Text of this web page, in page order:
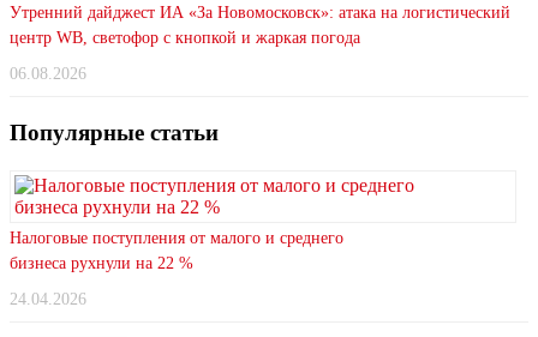
Утренний дайджест ИА «За Новомосковск»: атака на логистический
центр WB, светофор с кнопкой и жаркая погода
06.08.2026
Популярные статьи
Налоговые поступления от малого и среднего
бизнеса рухнули на 22 %
24.04.2026